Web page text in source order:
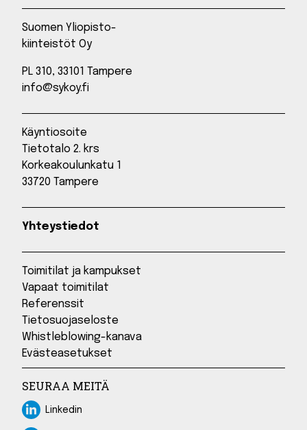
Suomen Yliopisto-
kiinteistöt Oy
PL 310, 33101 Tampere
info@sykoy.fi
Käyntiosoite
Tietotalo 2. krs
Korkeakoulunkatu 1
33720 Tampere
Yhteystiedot
Toimitilat ja kampukset
Vapaat toimitilat
Referenssit
Tietosuojaseloste
Whistleblowing-kanava
Evästeasetukset
SEURAA MEITÄ
LinkedinLinkedin